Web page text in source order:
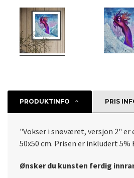
PRODUKTINFO PRIS
"Vokser i snøværet, versjon 2" er
50x50 cm. Prisen er inkludert
Ønsker du kunsten ferdig